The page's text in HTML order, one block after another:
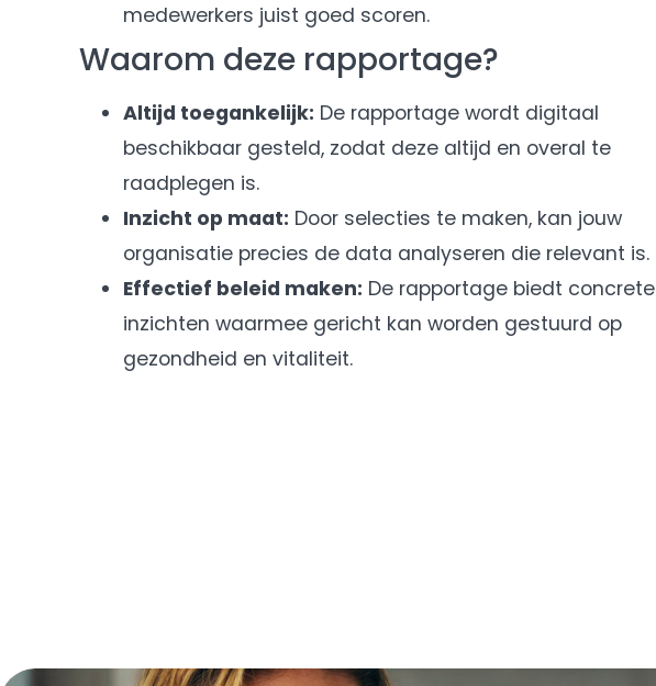
medewerkers juist goed scoren.
Waarom deze rapportage?
Altijd toegankelijk: De rapportage wordt digitaal
beschikbaar gesteld, zodat deze altijd en overal te
raadplegen is.
Inzicht op maat: Door selecties te maken, kan jouw
organisatie precies de data analyseren die relevant is.
Effectief beleid maken: De rapportage biedt concrete
inzichten waarmee gericht kan worden gestuurd op
gezondheid en vitaliteit.